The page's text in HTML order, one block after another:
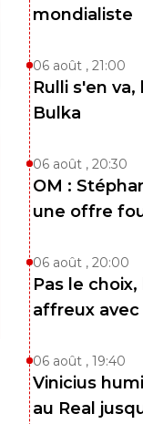
mondialiste
06 août , 21:00
Rulli s'en
Bulka
06 août , 20:30
OM :
une offre
06 août , 20:00
Pas le
affreux
06 août , 19:40
Vinicius
au Real